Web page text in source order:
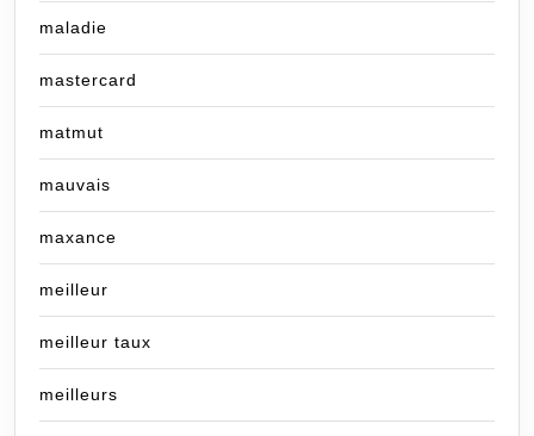
maladie
mastercard
matmut
mauvais
maxance
meilleur
meilleur taux
meilleurs